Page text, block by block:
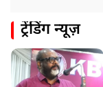
ट्रेंडिंग न्यूज़